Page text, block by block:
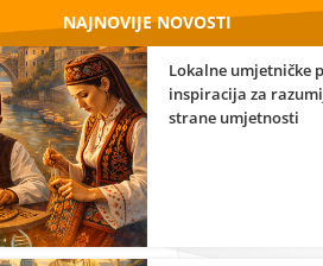
NAJNOVIJE NOVOSTI
Lokalne umjetničke
inspiracija za
strane umjetnosti